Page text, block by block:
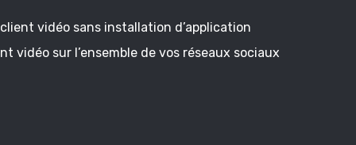
vidéo sans installation d’application
vidéo sur l’ensemble de vos réseaux sociaux